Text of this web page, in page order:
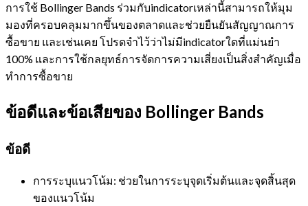
การใช้ Bollinger Bands ร่วมกับindicatorเหล่านี้สามารถให้มุม
มองที่ครอบคลุมมากขึ้นของตลาดและช่วยยืนยันสัญญาณการ
ซื้อขาย และเช่นเคย โปรดจำไว้ว่าไม่มีindicatorใดที่แม่นยำ
100% และการใช้กลยุทธ์การจัดการความเสี่ยงเป็นสิ่งสำคัญเมื่อ
ทำการซื้อขาย
ข้อดีและข้อเสียของ Bollinger Bands
ข้อดี
การระบุแนวโน้ม: ช่วยในการระบุจุดเริ่มต้นและจุดสิ้นสุด
ของแนวโน้ม